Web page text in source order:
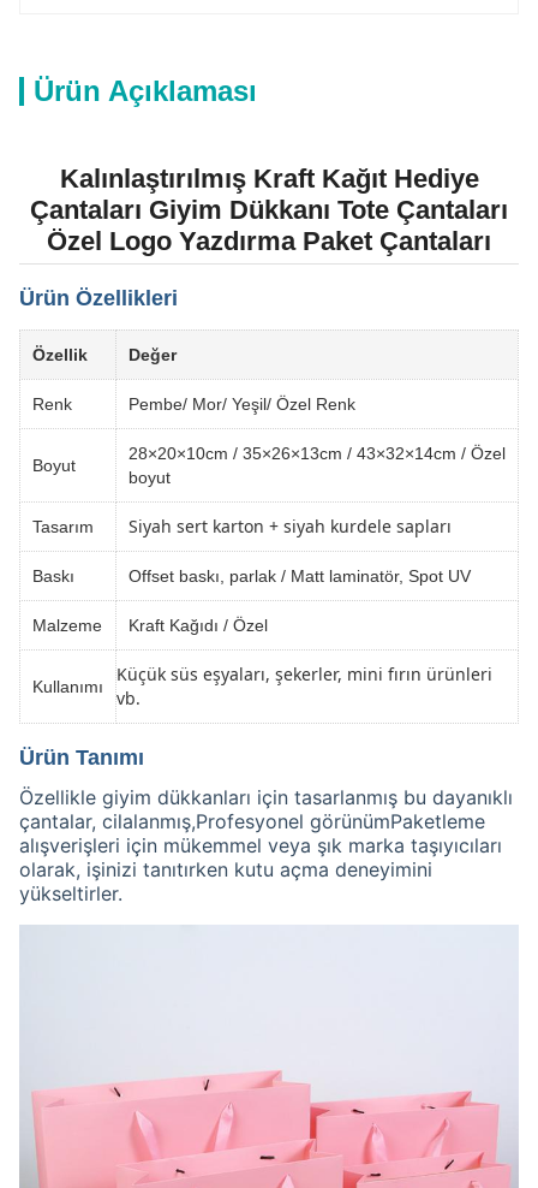
Ürün Açıklaması
Kalınlaştırılmış Kraft Kağıt Hediye
Çantaları Giyim Dükkanı Tote Çantaları
Özel Logo Yazdırma Paket Çantaları
Ürün Özellikleri
Özellik Değer
Renk Pembe/ Mor/ Yeşil/ Özel Renk
Boyut
28×20×10cm / 35×26×13cm / 43×32×14cm / Özel
boyut
Tasarım Siyah sert karton + siyah kurdele sapları
Baskı Offset baskı, parlak / Matt laminatör, Spot UV
Malzeme Kraft Kağıdı / Özel
Kullanımı
Küçük süs eşyaları, şekerler, mini fırın ürünleri
vb.
Ürün Tanımı
Özellikle giyim dükkanları için tasarlanmış bu dayanıklı
çantalar, cilalanmış,Profesyonel görünümPaketleme
alışverişleri için mükemmel veya şık marka taşıyıcıları
olarak, işinizi tanıtırken kutu açma deneyimini
yükseltirler.